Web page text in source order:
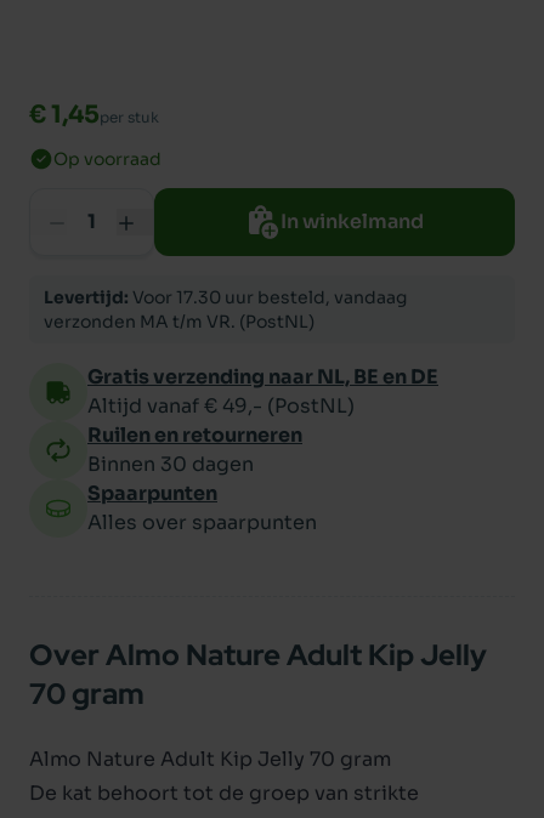
€ 1,45per stuk
Op voorraad
In winkelmand
Levertijd: Voor 17.30 uur besteld, vandaag
verzonden MA t/m VR. (PostNL)
Gratis verzending naar NL, BE en DE
Altijd vanaf € 49,- (PostNL)
Ruilen en retourneren
Binnen 30 dagen
Spaarpunten
Alles over spaarpunten
Over Almo Nature Adult Kip Jelly
70 gram
Almo Nature Adult Kip Jelly 70 gram
De kat behoort tot de groep van strikte